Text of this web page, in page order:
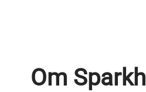
Om